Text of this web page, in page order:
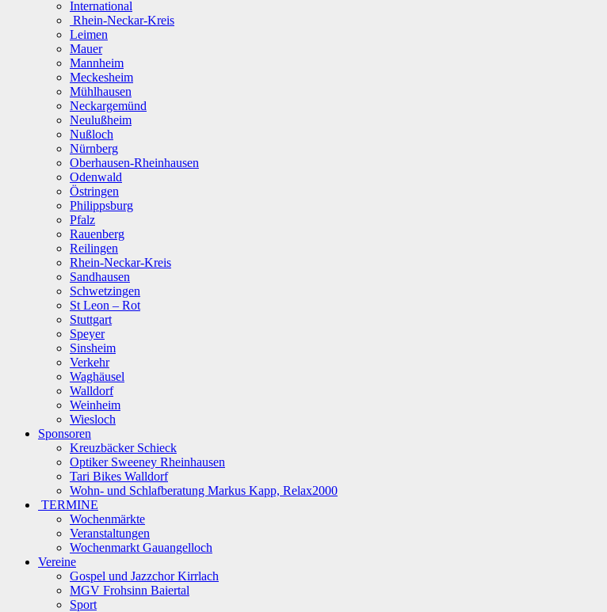
International
Rhein-Neckar-Kreis
Leimen
Mauer
Mannheim
Meckesheim
Mühlhausen
Neckargemünd
Neulußheim
Nußloch
Nürnberg
Oberhausen-Rheinhausen
Odenwald
Östringen
Philippsburg
Pfalz
Rauenberg
Reilingen
Rhein-Neckar-Kreis
Sandhausen
Schwetzingen
St Leon – Rot
Stuttgart
Speyer
Sinsheim
Verkehr
Waghäusel
Walldorf
Weinheim
Wiesloch
Sponsoren
Kreuzbäcker Schieck
Optiker Sweeney Rheinhausen
Tari Bikes Walldorf
Wohn- und Schlafberatung Markus Kapp, Relax2000
TERMINE
Wochenmärkte
Veranstaltungen
Wochenmarkt Gauangelloch
Vereine
Gospel und Jazzchor Kirrlach
MGV Frohsinn Baiertal
Sport